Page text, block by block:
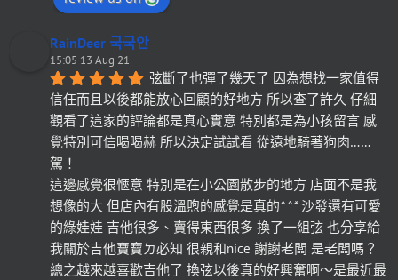
RainDeer 국국안
15:05 13 Aug 21
弦斷了也彈了幾天了 因為想找一家值得
信任而且以後都能放心回顧的好地方 所以查了許久 仔細
觀看了這家的評論都是真心實意 特別都是為小孩留言 感
覺特別可信喝喝赫 所以決定試試看 從遠地騎著狗肉……
駕！
這邊感覺很愜意 特別是在小公園散步的地方 店面不是我
想像的大 但店內有股溫煦的感覺是真的^^* 沙發還有可愛
的綠娃娃 吉他很多、賣得東西很多 換了一組弦 也分享給
我關於吉他寶寶ㄉ必知 很親和nice 謝謝老闆 是老闆嗎？
總之越來越喜歡吉他了 換弦以後真的好興奮啊～是最近最